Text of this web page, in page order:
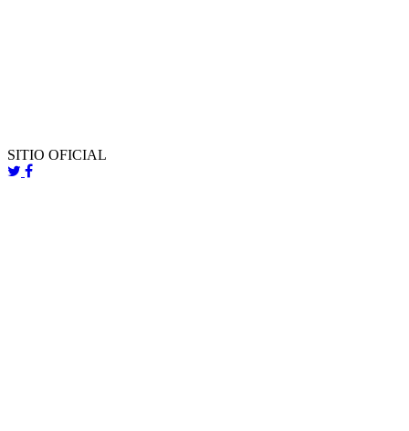
SITIO OFICIAL